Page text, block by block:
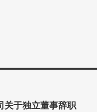
关于独立董事辞职